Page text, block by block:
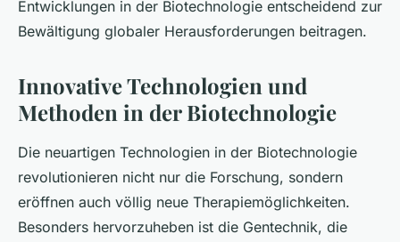
Entwicklungen in der Biotechnologie entscheidend zur
Bewältigung globaler Herausforderungen beitragen.
Innovative Technologien und
Methoden in der Biotechnologie
Die neuartigen Technologien in der Biotechnologie
revolutionieren nicht nur die Forschung, sondern
eröffnen auch völlig neue Therapiemöglichkeiten.
Besonders hervorzuheben ist die Gentechnik, die